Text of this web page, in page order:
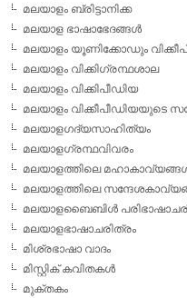
മലയാളം ബ്രിട്ടാനിക്ക
മലയാള ഭാഷാഭേദങ്ങള്‍
മലയാളം യൂണിക്കോഡും
മലയാളം വിക്കിഗ്രന്ഥശാല
മലയാളം വിക്കിപീഡിയ
മലയാളം വിക്കീപീഡിയയുടെ
മലയാളഗദ്യസാഹിത്യം
മലയാളഗ്രന്ഥവിവരം
മലയാളത്തിലെ
മലയാളത്തിലെ
മലയാളബൈബിള്‍
മലയാളഭാഷാചരിത്രം
മിശ്രഭാഷാ വാദം
മിസ്റ്റിക് കവിതകള്‍
മുക്തകം